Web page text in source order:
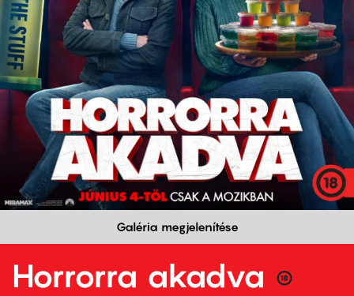
Galéria megjelenítése
Horrorra akadva